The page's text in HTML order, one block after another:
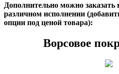
Дополнительно можно заказать
различном исполнении
опции под ценой товара):
Ворсовое